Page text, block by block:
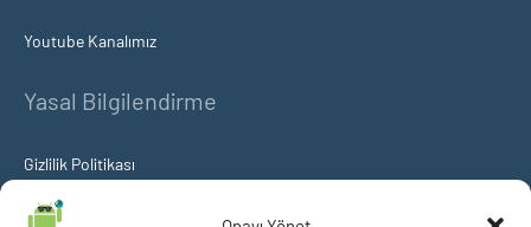
Youtube Kanalımız
Yasal Bilgilendirme
Gizlilik Politikası